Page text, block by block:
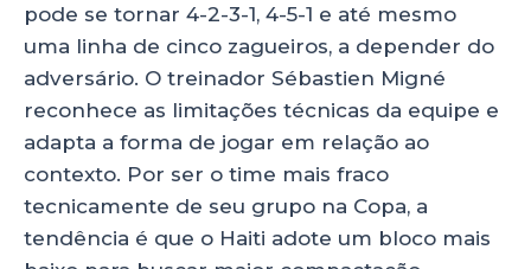
pode se tornar 4-2-3-1, 4-5-1 e até mesmo
uma linha de cinco zagueiros, a depender do
adversário. O treinador Sébastien Migné
reconhece as limitações técnicas da equipe e
adapta a forma de jogar em relação ao
contexto. Por ser o time mais fraco
tecnicamente de seu grupo na Copa, a
tendência é que o Haiti adote um bloco mais